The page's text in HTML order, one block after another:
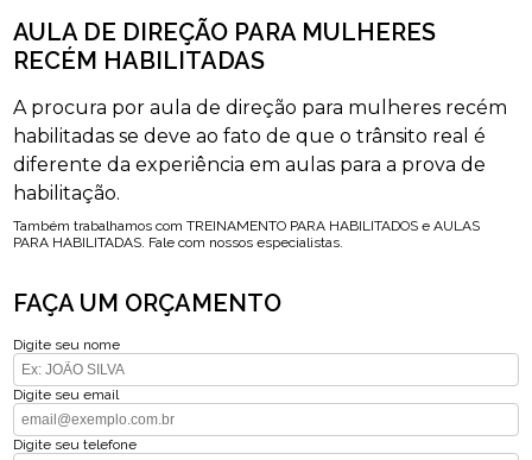
AULA DE DIREÇÃO PARA MULHERES
RECÉM HABILITADAS
A procura por aula de direção para mulheres recém
habilitadas se deve ao fato de que o trânsito real é
diferente da experiência em aulas para a prova de
habilitação.
Também trabalhamos com TREINAMENTO PARA HABILITADOS e AULAS
PARA HABILITADAS. Fale com nossos especialistas.
FAÇA UM ORÇAMENTO
Digite seu nome
Digite seu email
Digite seu telefone